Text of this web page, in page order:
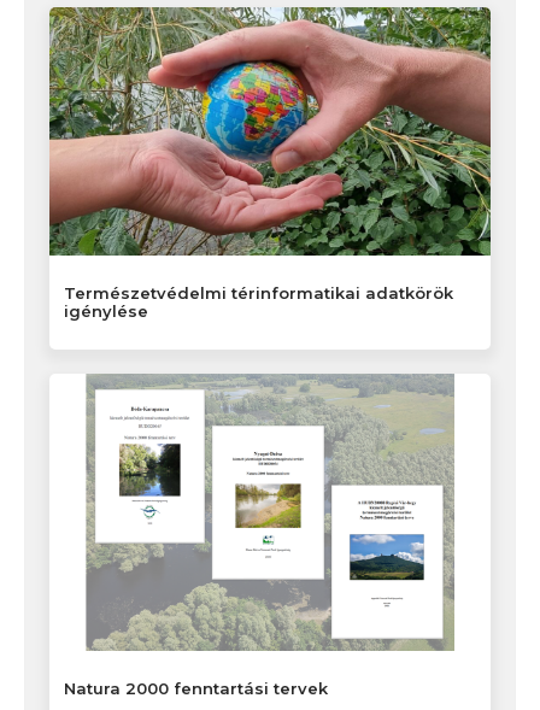
Természetvédelmi térinformatikai adatkörök
igénylése
Natura 2000 fenntartási tervek